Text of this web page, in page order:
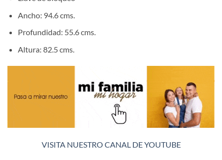
Ancho: 94.6 cms.
Profundidad: 55.6 cms.
Altura: 82.5 cms.
VISITA NUESTRO CANAL DE YOUTUBE